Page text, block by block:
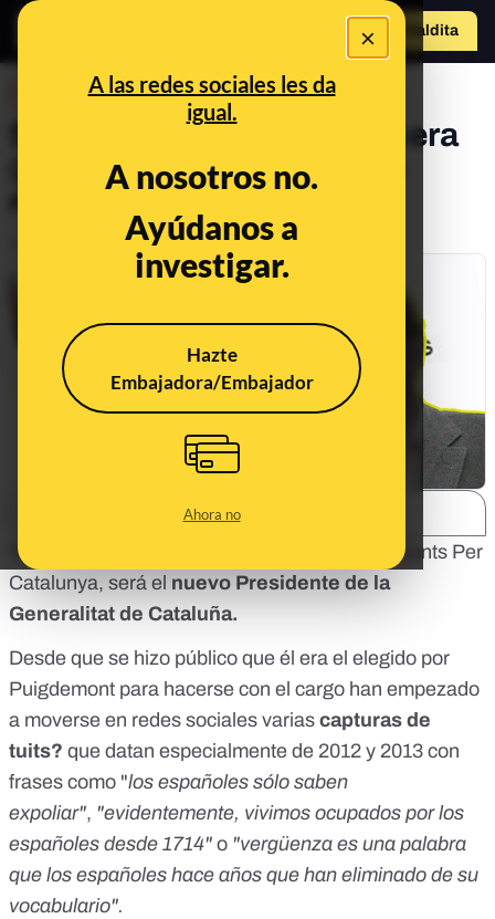
×
A las redes sociales les da
igual.
A nosotros no.
Ayúdanos a
investigar.
Hazte
Embajadora/Embajador
Ahora no
Hazte Maldito
a
Sí, la cuenta de Quim Torra era
@quimtorra y sus tuits son
May 11, 2018, 7:41:48 AM
Todo apunta a que
, diputado de Junts Per
Catalunya, será el nuevo Presidente de la
Generalitat de Cataluña.
Desde que se hizo público que él era el elegido por
Puigdemont para hacerse con el cargo han empezado
a moverse en redes sociales varias capturas de
tuits? que datan especialmente de 2012 y 2013 con
frases como "los españoles sólo saben
expoliar", "evidentemente, vivimos ocupados por los
españoles desde 1714" o "vergüenza es una palabra
que los españoles hace años que han eliminado de su
vocabulario".